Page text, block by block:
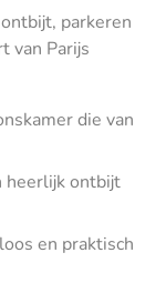
parkeren
van Parijs
die van
heerlijk ontbijt
en praktisch